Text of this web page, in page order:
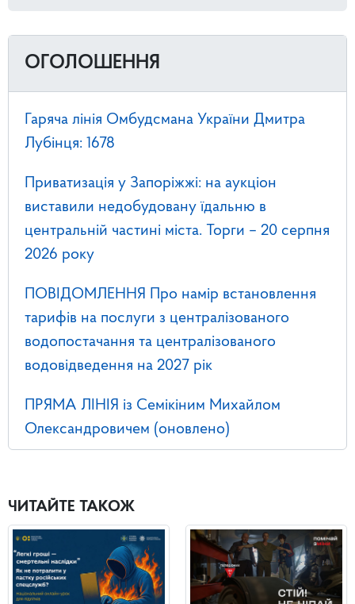
ОГОЛОШЕННЯ
Гаряча лінія Омбудсмана України Дмитра
Лубінця: 1678
Приватизація у Запоріжжі: на аукціон
виставили недобудовану їдальню в
центральній частині міста. Торги – 20 серпня
2026 року
ПОВІДОМЛЕННЯ Про намір встановлення
тарифів на послуги з централізованого
водопостачання та централізованого
водовідведення на 2027 рік
ПРЯМА ЛІНІЯ із Семікіним Михайлом
Олександровичем (оновлено)
ЧИТАЙТЕ ТАКОЖ